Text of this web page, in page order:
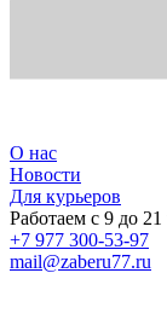
О нас
Новости
Для курьеров
Работаем с 9 до 21
+7 977 300-53-97
mail@zaberu77.ru